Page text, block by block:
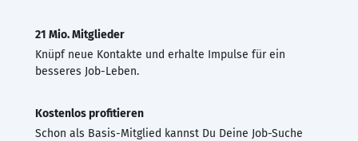
21 Mio. Mitglieder
Knüpf neue Kontakte und erhalte Impulse für ein
besseres Job-Leben.
Kostenlos profitieren
Schon als Basis-Mitglied kannst Du Deine Job-Suche